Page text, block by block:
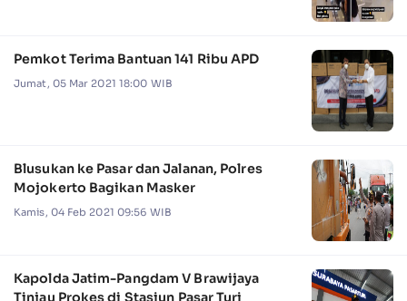
Pemkot Terima Bantuan 141 Ribu APD
Jumat, 05 Mar 2021 18:00 WIB
Blusukan ke Pasar dan Jalanan, Polres
Mojokerto Bagikan Masker
Kamis, 04 Feb 2021 09:56 WIB
Kapolda Jatim-Pangdam V Brawijaya
Tinjau Prokes di Stasiun Pasar Turi